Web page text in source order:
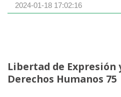
2024-01-18 17:02:16
Libertad de Expresión
Derechos Humanos 75